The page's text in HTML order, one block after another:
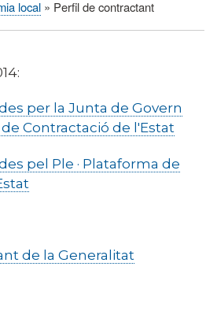
local Perfil de contractant
per la Junta de Govern
de Contractació de l'Estat
pel Ple · Plataforma de
de la Generalitat